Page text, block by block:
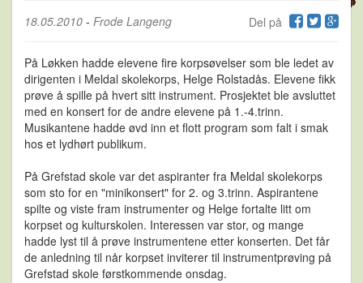
Del på
18.05.2010 - Frode Langeng
På Løkken hadde elevene fire korpsøvelser som ble ledet av
dirigenten i Meldal skolekorps, Helge Rolstadås. Elevene fikk
prøve å spille på hvert sitt instrument. Prosjektet ble avsluttet
med en konsert for de andre elevene på 1.-4.trinn.
Musikantene hadde øvd inn et flott program som falt i smak
hos et lydhørt publikum.
På Grefstad skole var det aspiranter fra Meldal skolekorps
som sto for en "minikonsert" for 2. og 3.trinn. Aspirantene
spilte og viste fram instrumenter og Helge fortalte litt om
korpset og kulturskolen. Interessen var stor, og mange
hadde lyst til å prøve instrumentene etter konserten. Det får
de anledning til når korpset inviterer til instrumentprøving på
Grefstad skole førstkommende onsdag.